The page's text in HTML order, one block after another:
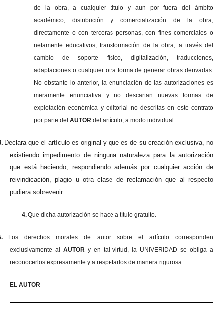
de la obra, a cualquier titulo y aun por fuera del ámbito
académico, distribución y comercialización de la obra,
directamente o con terceras personas, con fines comerciales o
netamente educativos, transformación de la obra, a través del
cambio de soporte físico, digitalización, traducciones,
adaptaciones o cualquier otra forma de generar obras derivadas.
No obstante lo anterior, la enunciación de las autorizaciones es
meramente enunciativa y no descartan nuevas formas de
explotación económica y editorial no descritas en este contrato
por parte del AUTORdel artículo, a modo individual.
Declara que el artículo es original y que es de su creación exclusiva, no
existiendo impedimento de ninguna naturaleza para la autorización
que está haciendo, respondiendo además por cualquier acción de
reivindicación, plagio u otra clase de reclamación que al respecto
pudiera sobrevenir.
4.Que dicha autorización se hace a título gratuito.
Los derechos morales de autor sobre el artículo corresponden
exclusivamente al AUTOR y en tal virtud, la UNIVERIDAD se obliga a
reconocerlos expresamente y a respetarlos de manera rigurosa.
EL AUTOR